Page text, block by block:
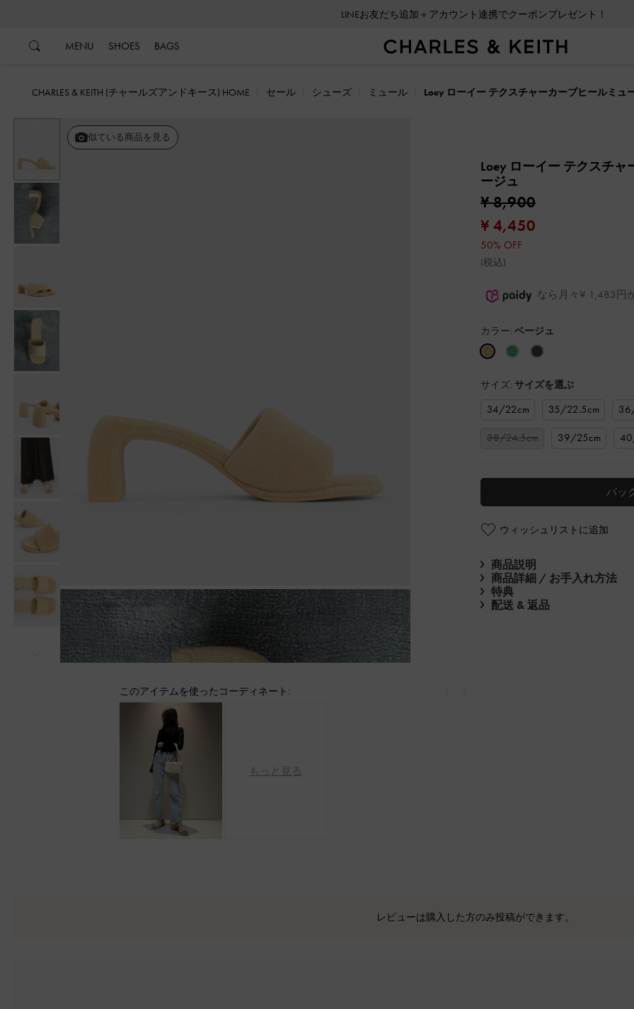
LINEお友だち追加＋アカウント連携でクーポンプレゼント！
MENU SHOES BAGS
CHARLES & KEITH (チャールズアンドキース) HOME セール シューズ ミュール Loey ローイー テクスチャーカーブヒールミュ
似ている商品を見る
Loey ローイー テクスチ
ージュ
¥ 8,900
¥ 4,450
50% OFF
(税込)
なら月々¥ 1,483円
カラー: ベージュ
サイズ: サイズを選ぶ
34/22cm 35/22.5cm
38/24.5cm
39/25cm
バッ
ウィッシュリストに追加
商品説明
商品詳細 / お手入れ方法
特典
配送 & 返品
このアイテムを使ったコーディネート:
もっと見る
レビューは購入した方のみ投稿ができます。